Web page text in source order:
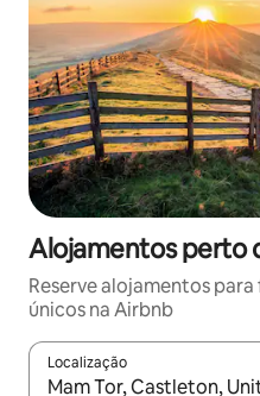
Alojamentos perto
Reserve alojamentos
únicos na Airbnb
Localização
Quando os resultados